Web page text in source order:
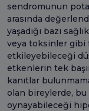
sendromunun
arasında
yaşadığı bazı
veya toksinler
etkileyebileceği
etkenlerin tek
kanıtlar
olan bireylerde,
oynayabileceği